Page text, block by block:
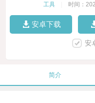
工具 时间：
安卓下载
安
简介